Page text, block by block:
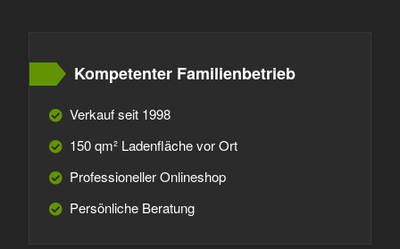
Kompetenter Familienbetrieb
Verkauf seit 1998
150 qm² Ladenfläche vor Ort
Professioneller Onlineshop
Persönliche Beratung